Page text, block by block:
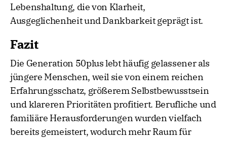
Lebenshaltung, die von Klarheit,
Ausgeglichenheit und Dankbarkeit geprägt ist.
Fazit
Die Generation 50plus lebt häufig gelassener als
jüngere Menschen, weil sie von einem reichen
Erfahrungsschatz, größerem Selbstbewusstsein
und klareren Prioritäten profitiert. Berufliche und
familiäre Herausforderungen wurden vielfach
bereits gemeistert, wodurch mehr Raum für